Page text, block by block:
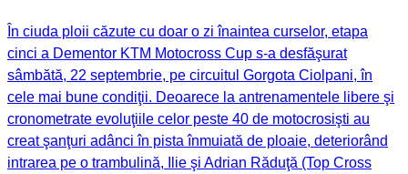
În ciuda ploii căzute cu doar o zi înaintea curselor, etapa
cinci a Dementor KTM Motocross Cup s-a desfăşurat
sâmbătă, 22 septembrie, pe circuitul Gorgota Ciolpani, în
cele mai bune condiţii. Deoarece la antrenamentele libere şi
cronometrate evoluţiile celor peste 40 de motocrosişti au
creat şanţuri adânci în pista înmuiată de ploaie, deteriorând
intrarea pe o trambulină, Ilie şi Adrian Răduţă (Top Cross